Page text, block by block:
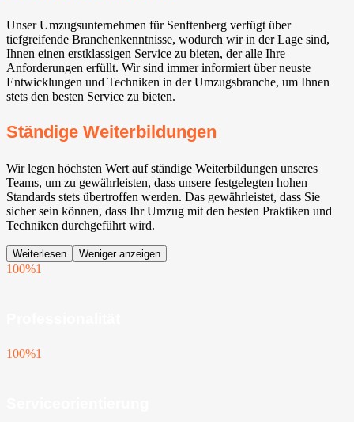
Unser Umzugsunternehmen für Senftenberg verfügt über
tiefgreifende Branchenkenntnisse, wodurch wir in der Lage sind,
Ihnen einen erstklassigen Service zu bieten, der alle Ihre
Anforderungen erfüllt. Wir sind immer informiert über neuste
Entwicklungen und Techniken in der Umzugsbranche, um Ihnen
stets den besten Service zu bieten.
Ständige Weiterbildungen
Wir legen höchsten Wert auf ständige Weiterbildungen unseres
Teams, um zu gewährleisten, dass unsere festgelegten hohen
Standards stets übertroffen werden. Das gewährleistet, dass Sie
sicher sein können, dass Ihr Umzug mit den besten Praktiken und
Techniken durchgeführt wird.
Weiterlesen Weniger anzeigen
100%1
100%1